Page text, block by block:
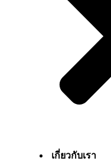
เกี่ยวกับเรา